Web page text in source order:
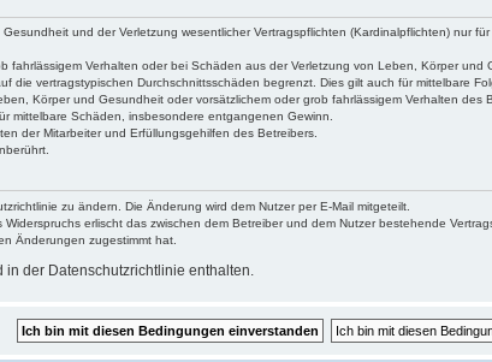
und der Verletzung wesentlicher Vertragspflichten (Kardinalpflichten) nur
Verhalten oder bei Schäden aus der Verletzung von Leben, Körper
die vertragstypischen Durchschnittsschäden begrenzt. Dies gilt auch für mittelbare
Körper und Gesundheit oder vorsätzlichem oder grob fahrlässigem Verhalten
mittelbare Schäden, insbesondere entgangenen Gewinn.
der Mitarbeiter und Erfüllungsgehilfen des Betreibers.
zu ändern. Die Änderung wird dem Nutzer per E-Mail mitgeteilt.
erlischt das zwischen dem Betreiber und dem Nutzer bestehende
Änderungen zugestimmt hat.
der Datenschutzrichtlinie enthalten.